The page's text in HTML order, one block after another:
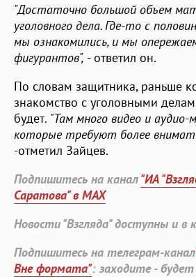
"Достаточно большой объем
уголовного дела. Где-то с
мы ознакомились, и мы
фигурантов", - ответил он.
По словам защитника, раньше
знакомство с уголовными
будет. "Там много видео и аудио-
которые требуют более
-отметил Зайцев.
Подпишитесь на канал"ИА
Саратова" в MAX
Новости "Взгляда" доступны и в
Подпишитесь на телеграм-канал
Вне формата": заходите -